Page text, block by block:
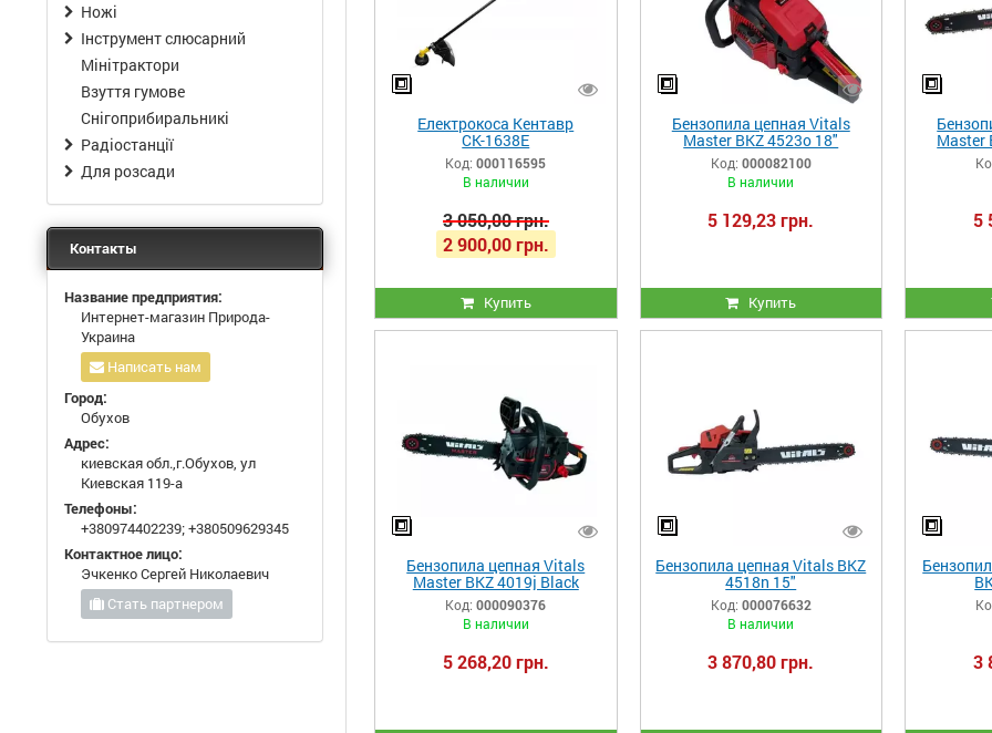
Електрокоса Кентавр
СК-1638Е
Код: 000116595
В наличии
3 050,00 грн.
2 900,00 грн.
Купить
Бензопила цепная Vitals
Master BKZ 4523o 18"
AluMagnio
Код: 000082100
В наличии
5 129,23 грн.
Купить
Master
5
Бензопила цепная Vitals
Master BKZ 4019j Black
Edition
Код: 000090376
В наличии
5 268,20 грн.
Бензопила цепная Vitals BKZ
4518n 15"
Код: 000076632
В наличии
3 870,80 грн. 3
Ножі
Інструмент слюсарний
Мінітрактори
Взуття гумове
Снігоприбиральникі
Радіостанції
Для розсади
Контакты
Название предприятия:
Интернет-магазин Природа-
Украина
Написать нам
Город:
Обухов
Адрес:
киевская обл.,г.Обухов, ул
Киевская 119-а
Телефоны:
+380974402239;+380509629345
Контактное лицо:
Эчкенко Сергей Николаевич
Стать партнером